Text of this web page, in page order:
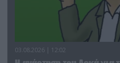
03.08.2026 | 12:02